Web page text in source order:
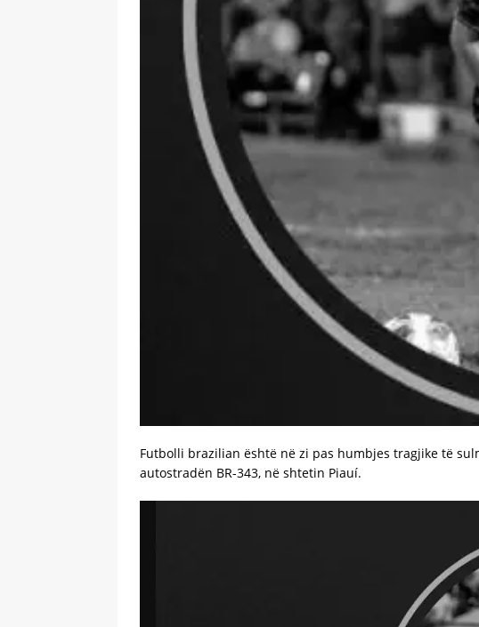
Futbolli brazilian është në zi pas humbjes tragjike të
autostradën BR-343, në shtetin Piauí.